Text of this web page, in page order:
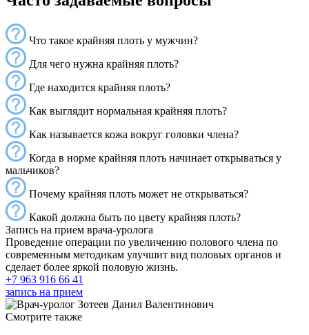
Что такое крайняя плоть у мужчин?
Для чего нужна крайняя плоть?
Где находится крайняя плоть?
Как выглядит нормальная крайняя плоть?
Как называется кожа вокруг головки члена?
Когда в норме крайняя плоть начинает открываться у
мальчиков?
Почему крайняя плоть может не открываться?
Какой должна быть по цвету крайняя плоть?
Запись на прием врача-уролога
Проведение операции по увеличению полового члена по
современным методикам улучшит вид половых органов и
сделает более яркой половую жизнь.
+7 963 916 66 41
запись на прием
Смотрите также